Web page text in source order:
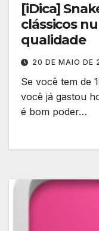
[iDica]
clássicos
qualidade
20 DE MAIO DE
Se você tem de
você já gastou
é bom poder…